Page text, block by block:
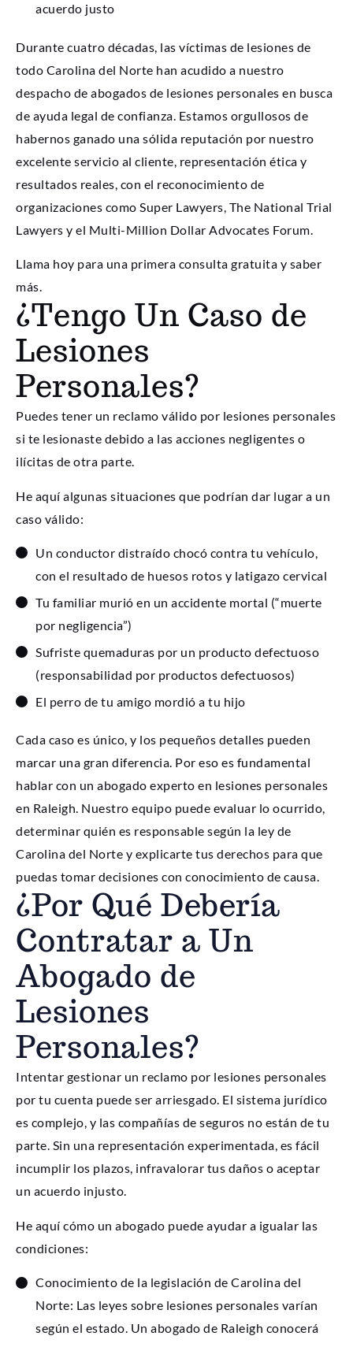
acuerdo justo
Durante cuatro décadas, las víctimas de lesiones de
todo Carolina del Norte han acudido a nuestro
despacho de abogados de lesiones personales en busca
de ayuda legal de confianza. Estamos orgullosos de
habernos ganado una sólida reputación por nuestro
excelente servicio al cliente, representación ética y
resultados reales, con el reconocimiento de
organizaciones como Super Lawyers, The National Trial
Lawyers y el Multi-Million Dollar Advocates Forum.
Llama hoy para una primera consulta gratuita y saber
más.
¿Tengo Un Caso de
Lesiones
Personales?
Puedes tener un reclamo válido por lesiones personales
si te lesionaste debido a las acciones negligentes o
ilícitas de otra parte.
He aquí algunas situaciones que podrían dar lugar a un
caso válido:
Un conductor distraído chocó contra tu vehículo,
con el resultado de huesos rotos y latigazo cervical
Tu familiar murió en un accidente mortal (“muerte
por negligencia”)
Sufriste quemaduras por un producto defectuoso
(responsabilidad por productos defectuosos)
El perro de tu amigo mordió a tu hijo
Cada caso es único, y los pequeños detalles pueden
marcar una gran diferencia. Por eso es fundamental
hablar con un abogado experto en lesiones personales
en Raleigh. Nuestro equipo puede evaluar lo ocurrido,
determinar quién es responsable según la ley de
Carolina del Norte y explicarte tus derechos para que
puedas tomar decisiones con conocimiento de causa.
¿Por Qué Debería
Contratar a Un
Abogado de
Lesiones
Personales?
Intentar gestionar un reclamo por lesiones personales
por tu cuenta puede ser arriesgado. El sistema jurídico
es complejo, y las compañías de seguros no están de tu
parte. Sin una representación experimentada, es fácil
incumplir los plazos, infravalorar tus daños o aceptar
un acuerdo injusto.
He aquí cómo un abogado puede ayudar a igualar las
condiciones:
Conocimiento de la legislación de Carolina del
Norte: Las leyes sobre lesiones personales varían
según el estado. Un abogado de Raleigh conocerá